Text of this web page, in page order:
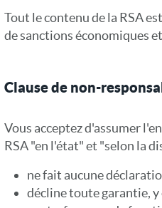
Tout le contenu de la RSA
de sanctions économiques
Clause de non-
Vous acceptez d'assumer
RSA "en l'état" et "selon la
ne fait aucune
décline toute garantie,